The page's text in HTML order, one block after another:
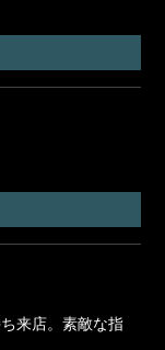
来店。素敵な指